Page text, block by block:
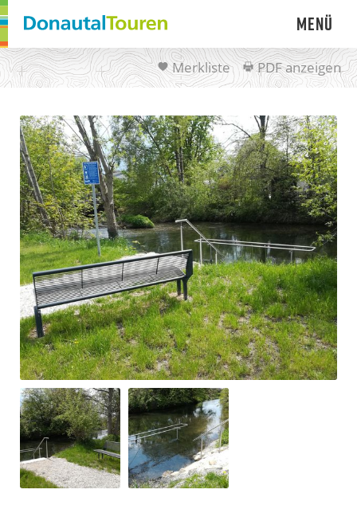
Menü
Merkliste PDF anzeigen